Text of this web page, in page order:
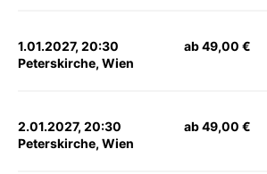
1.01.2027, 20:30
Peterskirche, Wien
ab 49,00 €
2.01.2027, 20:30
Peterskirche, Wien
ab 49,00 €